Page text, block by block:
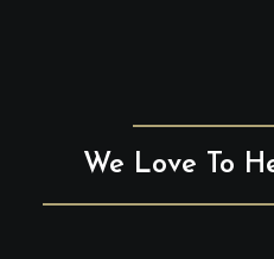
We Love To